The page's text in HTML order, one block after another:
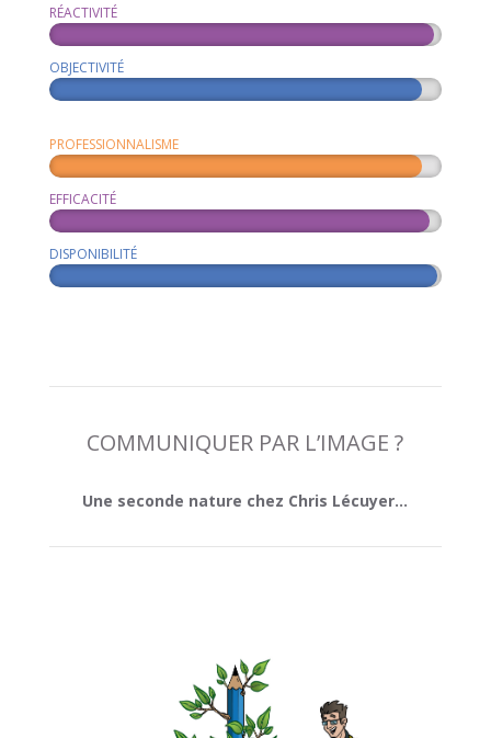
RÉACTIVITÉ
OBJECTIVITÉ
PROFESSIONNALISME
EFFICACITÉ
DISPONIBILITÉ
COMMUNIQUER PAR L’IMAGE ?
Une seconde nature chez Chris Lécuyer…